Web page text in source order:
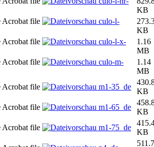
KB
culo-l-
KB
culo-l-x-
1.16
MB
culo-m-
1.14
MB
m1-35_de
KB
m1-65_de
KB
m1-75_de
KB
511.7